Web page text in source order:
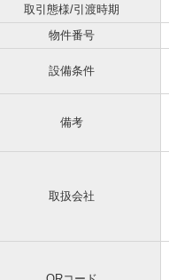
取引態様/引渡時期
物件番号
設備条件
備考
取扱会社